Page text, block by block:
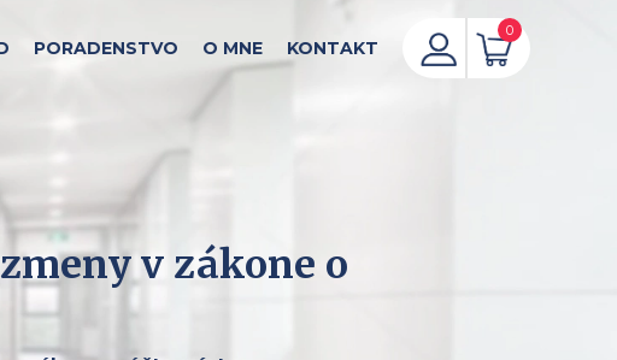
PORADENSTVO O MNE KONTAKT
0
v zákone o